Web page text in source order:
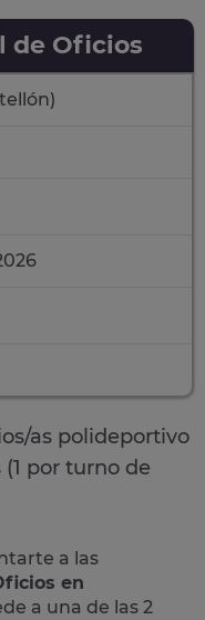
de Oficios
as polideportivo
por turno de
a las
en
a una de las 2